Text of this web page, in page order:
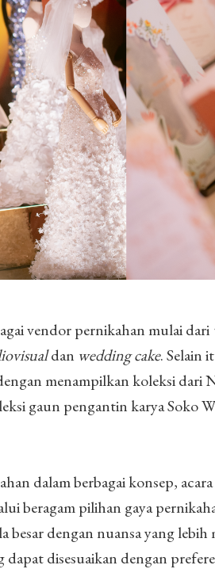
vendor pernikahan mulai dari
dan wedding cake. Selain
menampilkan koleksi
gaun pengantin karya Soko
dalam berbagai konsep,
beragam pilihan gaya
besar dengan nuansa yang lebih
disesuaikan dengan